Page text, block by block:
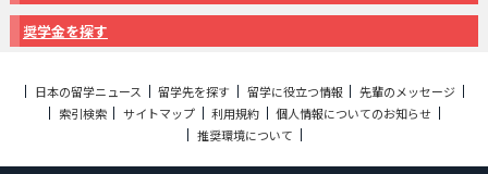
奨学金を探す
日本の留学ニュース 留学先を探す 留学に役立つ情報
先輩のメッセージ
索引検索
サイトマップ 利用規約
個人情報についてのお知らせ
推奨環境について